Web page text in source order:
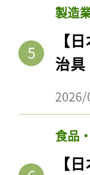
製造
【
治
食品
【